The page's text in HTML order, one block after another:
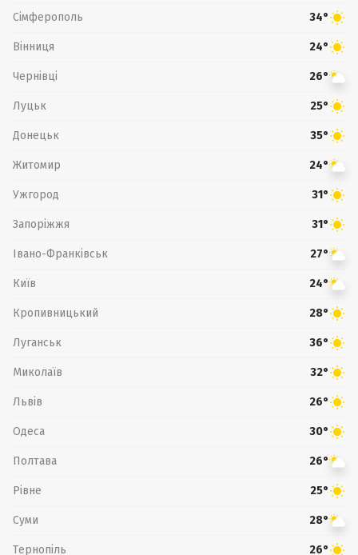
Сімферополь 34°
Вінниця 24°
Чернівці 26°
Луцьк 25°
Донецьк 35°
Житомир 24°
Ужгород 31°
Запоріжжя 31°
Івано-Франківськ 27°
Київ 24°
Кропивницький 28°
Луганськ 36°
Миколаїв 32°
Львів 26°
Одеса 30°
Полтава 26°
Рівне 25°
Суми 28°
Тернопіль 26°